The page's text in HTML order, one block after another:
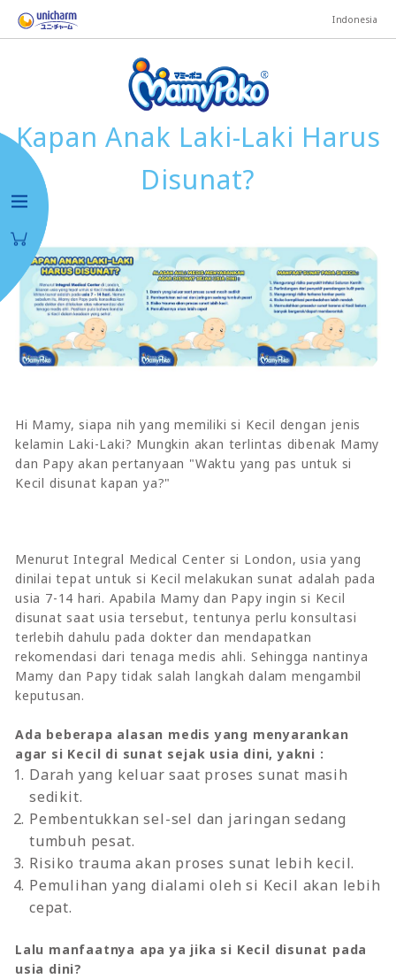
Indonesia
Kapan Anak Laki-Laki Harus
Disunat?
Hi Mamy, siapa nih yang memiliki si Kecil dengan jenis
kelamin Laki-Laki? Mungkin akan terlintas dibenak Mamy
dan Papy akan pertanyaan "Waktu yang pas untuk si
Kecil disunat kapan ya?"
Menurut Integral Medical Center si London, usia yang
dinilai tepat untuk si Kecil melakukan sunat adalah pada
usia 7-14 hari. Apabila Mamy dan Papy ingin si Kecil
disunat saat usia tersebut, tentunya perlu konsultasi
terlebih dahulu pada dokter dan mendapatkan
rekomendasi dari tenaga medis ahli. Sehingga nantinya
Mamy dan Papy tidak salah langkah dalam mengambil
keputusan.
Ada beberapa alasan medis yang menyarankan
agar si Kecil di sunat sejak usia dini, yakni :
Darah yang keluar saat proses sunat masih
sedikit.
Pembentukkan sel-sel dan jaringan sedang
tumbuh pesat.
Risiko trauma akan proses sunat lebih kecil.
Pemulihan yang dialami oleh si Kecil akan lebih
cepat.
Lalu manfaatnya apa ya jika si Kecil disunat pada
usia dini?